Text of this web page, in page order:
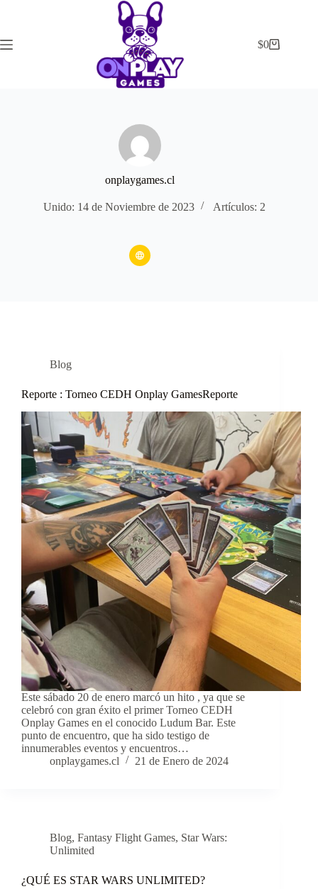
Carrito
$0
onplaygames.cl
Unido: 14 de Noviembre de 2023 Artículos: 2
Blog
Reporte : Torneo CEDH Onplay GamesReporte
Este sábado 20 de enero marcó un hito , ya que se
celebró con gran éxito el primer Torneo CEDH
Onplay Games en el conocido Ludum Bar. Este
punto de encuentro, que ha sido testigo de
innumerables eventos y encuentros…
onplaygames.cl
21 de Enero de 2024
Blog, Fantasy Flight Games, Star Wars:
Unlimited
¿QUÉ ES STAR WARS UNLIMITED?